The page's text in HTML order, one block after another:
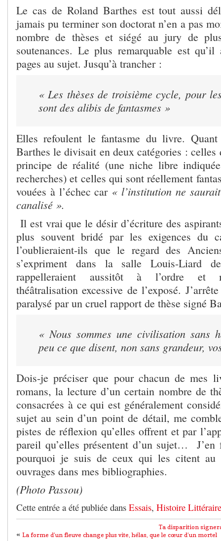
Le cas de Roland Barthes est tout aussi
jamais pu terminer son doctorat n’en a pas
nombre de thèses et siégé au jury de
soutenances. Le plus remarquable est
pages au sujet. Jusqu’à trancher :
« Les thèses de troisième cycle, pour
sont des alibis de fantasmes »
Elles refoulent le fantasme du livre.
Barthes le divisait en deux catégories : celles
principe de réalité (une niche libre
recherches) et celles qui sont réellement
vouées à l’échec car « l’institution ne
canalisé ».
Il est vrai que le désir d’écriture des
plus souvent bridé par les exigences du
l’oublieraient-ils que le regard des
s’expriment dans la salle Louis-Liard
rappelleraient aussitôt à l’ordre et
théâtralisation excessive de l’exposé.
paralysé par un cruel rapport de thèse signé
« Nous sommes une civilisation sans
peu ce que disent, non sans grandeur,
Dois-je préciser que pour chacun de mes
romans, la lecture d’un certain nombre de
consacrées à ce qui est généralement
sujet au sein d’un point de détail, me
pistes de réflexion qu’elles offrent et par
pareil qu’elles présentent d’un sujet… J’en
pourquoi je suis de ceux qui les citent au
ouvrages dans mes bibliographies.
(Photo Passou)
Cette entrée a été publiée dans Essais, Histoire Littéraire
Ta disparition
« La forme d’un fleuve change plus vite, hélas, que le cœur d’un mortel